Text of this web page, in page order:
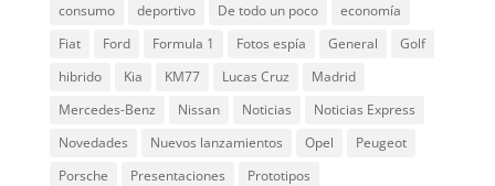
consumo
deportivo De todo un poco
economía
Fiat
Ford Formula 1 Fotos espía General
Golf
hibrido
Kia KM77 Lucas Cruz
Madrid
Mercedes-Benz
Nissan Noticias
Noticias Express
Novedades
Nuevos lanzamientos Opel
Peugeot
Porsche
Presentaciones
Prototipos